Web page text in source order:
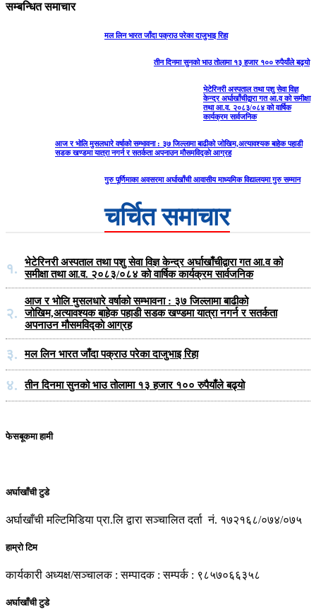
सम्बन्धित समाचार
मल लिन भारत जाँदा पक्राउ परेका दाजुभाइ रिहा
तीन दिनमा सुनको भाउ तोलामा १३ हजार १०० रुपैयाँले बढ्यो
भेटेरिनरी अस्पताल तथा पशु सेवा विज्ञ
केन्द्र अर्घाखाँचीद्वारा गत आ.व को समीक्षा
तथा आ.व. २०८३/०८४ को वार्षिक
कार्यक्रम सार्वजनिक
आज र भोलि मुसलधारे वर्षाको सम्भावना : ३७ जिल्लामा बाढीको जोखिम,अत्यावश्यक बाहेक पहाडी
सडक खण्डमा यात्रा नगर्न र सतर्कता अपनाउन मौसमविद्काे आग्रह
गुरु पूर्णिमाका अवसरमा अर्घाखाँची आवासीय माध्यमिक विद्यालयमा गुरु सम्मान
चर्चित समाचार
१.
भेटेरिनरी अस्पताल तथा पशु सेवा विज्ञ केन्द्र अर्घाखाँचीद्वारा गत आ.व को
समीक्षा तथा आ.व. २०८३/०८४ को वार्षिक कार्यक्रम सार्वजनिक
२.
आज र भोलि मुसलधारे वर्षाको सम्भावना : ३७ जिल्लामा बाढीको
जोखिम,अत्यावश्यक बाहेक पहाडी सडक खण्डमा यात्रा नगर्न र सतर्कता
अपनाउन मौसमविद्काे आग्रह
३. मल लिन भारत जाँदा पक्राउ परेका दाजुभाइ रिहा
४. तीन दिनमा सुनको भाउ तोलामा १३ हजार १०० रुपैयाँले बढ्यो
फेसबूकमा हामी
अर्घाखाँची टुडे
अर्घाखाँची मल्टिमिडिया प्रा.लि द्वारा सञ्चालित दर्ता नं. १७२१६८/०७४/०७५
हाम्रो टिम
कार्यकारी अध्यक्ष/सञ्चालक : सम्पादक : सम्पर्क : ९८५७०६६३५८
अर्घाखाँची टुडे